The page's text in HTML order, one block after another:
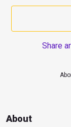
Share
About